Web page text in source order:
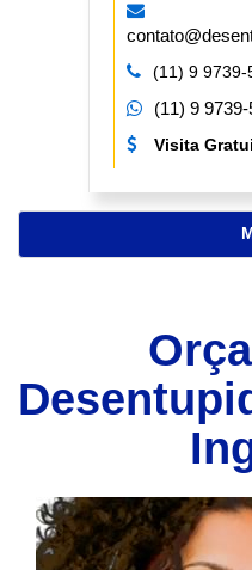
(11) 9 9739-
(11) 9 9739-
Visita